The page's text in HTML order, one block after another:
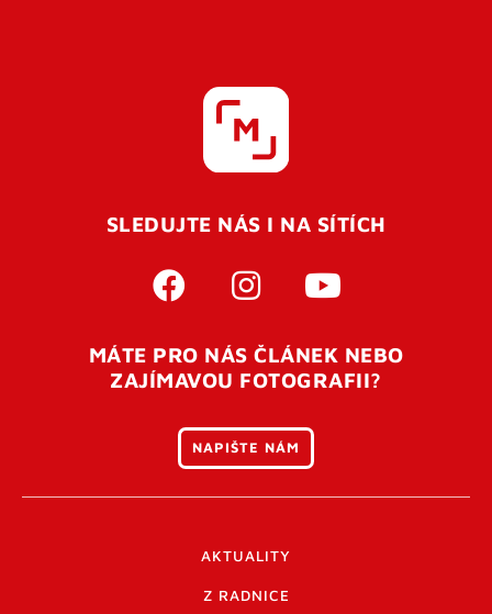
SLEDUJTE NÁS I NA SÍTÍCH
MÁTE PRO NÁS ČLÁNEK NEBO
ZAJÍMAVOU FOTOGRAFII?
NAPIŠTE NÁM
AKTUALITY
Z RADNICE